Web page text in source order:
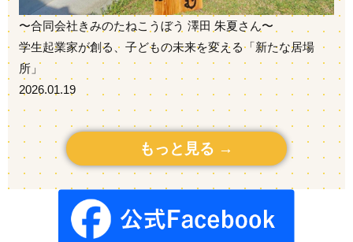
〜合同会社きみのたねこうぼう 澤田 朱夏さん〜
学生起業家が創る、子どもの未来を変える「新たな居場
所」
2026.01.19
もっと見る